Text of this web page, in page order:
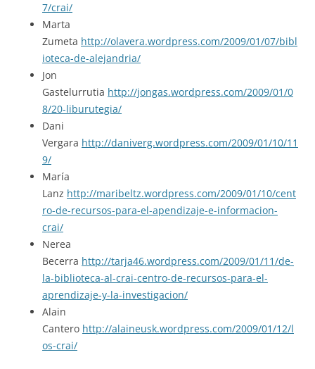
7/crai/
Marta
Zumeta http://olavera.wordpress.com/2009/01/07/bibl
ioteca-de-alejandria/
Jon
Gastelurrutia http://jongas.wordpress.com/2009/01/0
8/20-liburutegia/
Dani
Vergara http://daniverg.wordpress.com/2009/01/10/11
9/
María
Lanz http://maribeltz.wordpress.com/2009/01/10/cent
ro-de-recursos-para-el-apendizaje-e-informacion-
crai/
Nerea
Becerra http://tarja46.wordpress.com/2009/01/11/de-
la-biblioteca-al-crai-centro-de-recursos-para-el-
aprendizaje-y-la-investigacion/
Alain
Cantero http://alaineusk.wordpress.com/2009/01/12/l
os-crai/